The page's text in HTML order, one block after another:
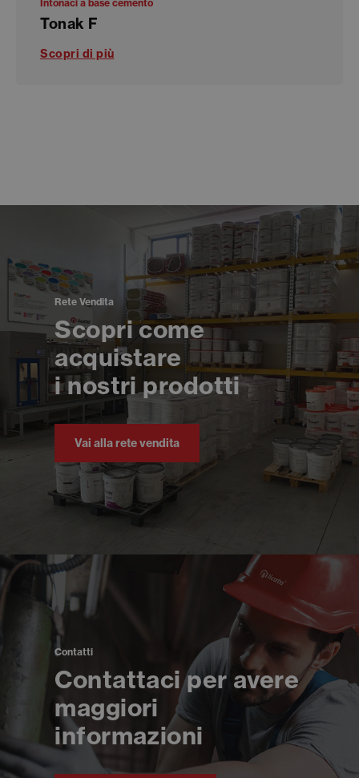
Intonaci a base cemento
Tonak F
Scopri di più
Rete Vendita
Scopri come
acquistare
i nostri prodotti
Vai alla rete vendita
Contatti
Contattaci per avere
maggiori
informazioni